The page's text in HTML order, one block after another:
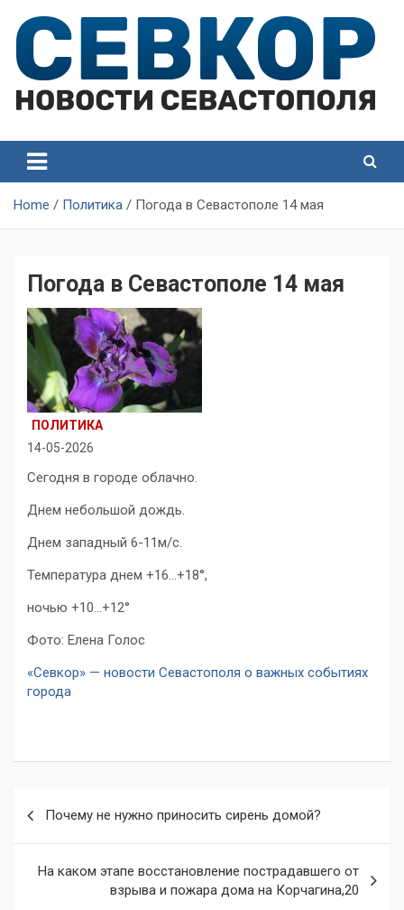
content
Севастополя
Севастополя
Home Политика Погода в Севастополе 14 мая
Погода в Севастополе 14 мая
ПОЛИТИКА
14-05-2026
Сегодня в городе облачно.
Днем небольшой дождь.
Днем западный 6-11м/с.
Температура днем +16…+18°,
ночью +10…+12°
Фото: Елена Голос
«Севкор» — новости Севастополя о важных событиях
города
записям
Почему не нужно приносить сирень домой?
На каком этапе восстановление пострадавшего от
взрыва и пожара дома на Корчагина,20